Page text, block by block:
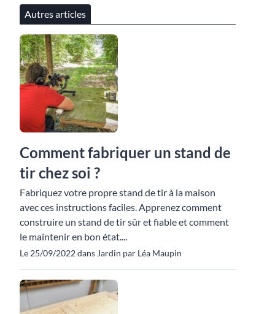
Autres articles
Comment fabriquer un stand de
tir chez soi ?
Fabriquez votre propre stand de tir à la maison
avec ces instructions faciles. Apprenez comment
construire un stand de tir sûr et fiable et comment
le maintenir en bon état....
Le 25/09/2022 dans Jardin par Léa Maupin